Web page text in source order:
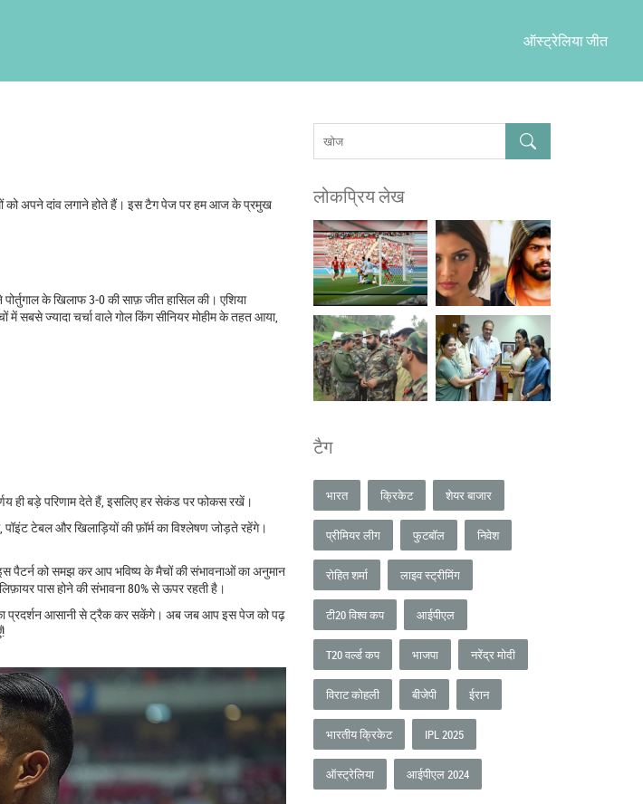
ऑस्ट्रेलिया जीत
को अपने दांव लगाने होते हैं। इस टैग पेज पर हम आज के प्रमुख
के खिलाफ 3-0 की साफ़ जीत हासिल की। एशिया
ज्यादा चर्चा वाले गोल किंग सीनियर मोहीम के तहत आया,
ही बड़े परिणाम देते हैं, इसलिए हर सेकंड पर फोकस रखें।
टेबल और खिलाड़ियों की फ़ॉर्म का विश्लेषण जोड़ते रहेंगे।
पैटर्न को समझ कर आप भविष्य के मैचों की संभावनाओं का अनुमान
पास होने की संभावना 80% से ऊपर रहती है।
का प्रदर्शन आसानी से ट्रैक कर सकेंगे। अब जब आप इस पेज को पढ़
लोकप्रिय लेख
टैग
भारत क्रिकेट शेयर बाजार
प्रीमियर लीग फुटबॉल निवेश
रोहित शर्मा लाइव स्ट्रीमिंग
टी20 विश्व कप आईपीएल
T20 वर्ल्ड कप भाजपा नरेंद्र मोदी
विराट कोहली बीजेपी ईरान
भारतीय क्रिकेट IPL 2025
ऑस्ट्रेलिया आईपीएल 2024